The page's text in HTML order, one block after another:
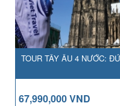
TOUR TÂY ÂU 4 NƯỚC:
67,990,000 VND